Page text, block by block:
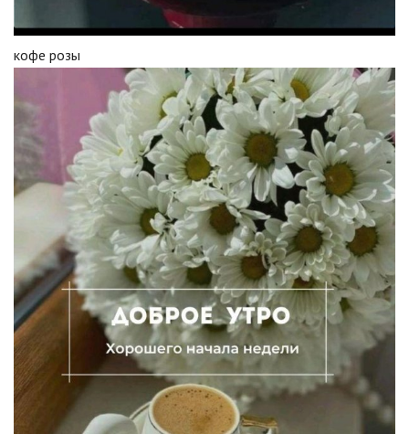
кофе розы